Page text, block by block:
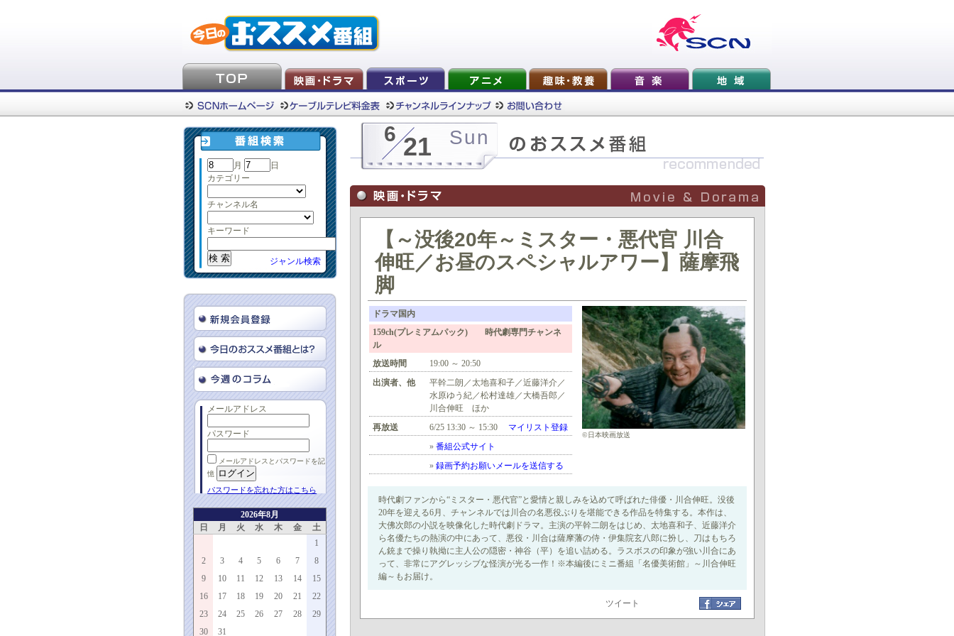
月
日
カテゴリー
チャンネル名
キーワード
ジャンル検索
メールアドレス
パスワード
メールアドレスとパスワードを記
憶
パスワードを忘れた方はこちら
2026年8月
日
月 火 水 木 金
土
1
2
3 4 5 6 7
8
9
10 11 12 13 14
15
16
17 18 19 20 21
22
23
24 25 26 27 28
29
30
31
6 21 Sun
【～没後20年～ミスター・悪代官 川合
伸旺／お昼のスペシャルアワー】薩摩飛
脚
ドラマ国内
159ch(プレミアムパック) 時代劇専門チャンネ
ル
放送時間
19:00 ～ 20:50
出演者、他
平幹二朗／太地喜和子／近藤洋介／
水原ゆう紀／松村達雄／大橋吾郎／
川合伸旺 ほか
再放送
6/25 13:30 ～ 15:30 マイリスト登録
» 番組公式サイト
» 録画予約お願いメールを送信する
©日本映画放送
時代劇ファンから“ミスター・悪代官”と愛情と親しみを込めて呼ばれた俳優・川合伸旺。没後
20年を迎える6月、チャンネルでは川合の名悪役ぶりを堪能できる作品を特集する。本作は、
大佛次郎の小説を映像化した時代劇ドラマ。主演の平幹二朗をはじめ、太地喜和子、近藤洋介
ら名優たちの熱演の中にあって、悪役・川合は薩摩藩の侍・伊集院玄八郎に扮し、刀はもちろ
ん銃まで操り執拗に主人公の隠密・神谷（平）を追い詰める。ラスボスの印象が強い川合にあ
って、非常にアグレッシブな怪演が光る一作！※本編後にミニ番組「名優美術館」～川合伸旺
編～もお届け。
ツイート